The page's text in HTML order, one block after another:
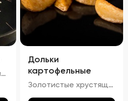
Хрустящие чесночные гренки – это идеальное сочетание золотистой корочки и нежного аромата чеснока. Каждый кусочек пропитан легким масляным налетом, который подчеркивает насыщенный вкус обжаренного хлеба. Сливочный соус добавляет блюду особую мягкость и кремовую текстуру, а пряности создают изысканное послевкусие. Эти гренки станут отличным дополнением к любому блюду!
Дольки
картофельные
Золотистые хрустящие дольки картофеля с легким налетом масла и кетчупа. Аромат жареного картофеля сочетается с приятными нотками сладковатого кетчупа. Вкус сбалансированный, сладко-соленый, с ярким оттенком жареного картофеля и легким привкусом кетчупа. Текстура плотная, с аппетитной хрустящей корочкой.